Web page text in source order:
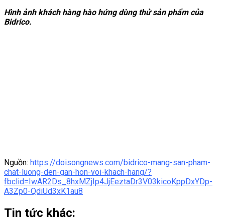
Hình ảnh khách hàng hào hứng dùng thử sản phẩm của
Bidrico.
Nguồn: https://doisongnews.com/bidrico-mang-san-pham-
chat-luong-den-gan-hon-voi-khach-hang/?
fbclid=IwAR2Ds_8hxMZjIp4JjEeztaDr3V03kicoKppDxYDp-
A3Zp0-QdiUd3xK1au8
Tin tức khác: